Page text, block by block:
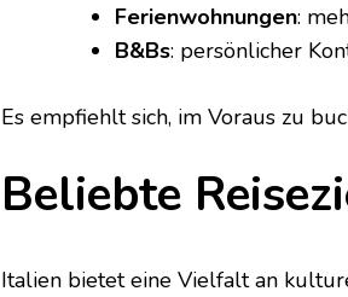
Ferienwohnungen:
B&Bs: persönlicher
Es empfiehlt sich, im Voraus zu
Beliebte
Italien bietet eine Vielfalt an